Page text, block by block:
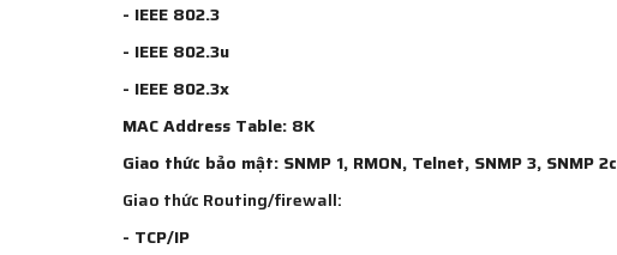
- IEEE 802.3
- IEEE 802.3u
- IEEE 802.3x
MAC Address Table: 8K
Giao thức bảo mật: SNMP 1, RMON, Telnet, SNMP 3, SNMP 2c
Giao thức Routing/firewall:
- TCP/IP